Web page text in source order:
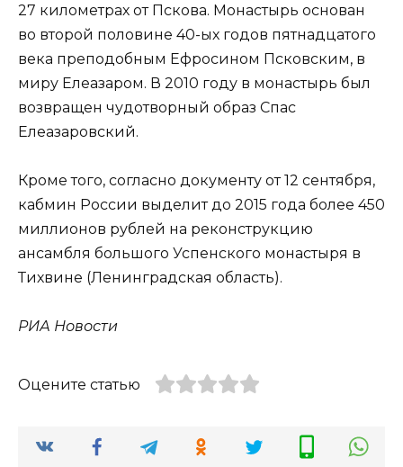
27 километрах от Пскова. Монастырь основан
во второй половине 40-ых годов пятнадцатого
века преподобным Ефросином Псковским, в
миру Елеазаром. В 2010 году в монастырь был
возвращен чудотворный образ Спас
Елеазаровский.
Кроме того, согласно документу от 12 сентября,
кабмин России выделит до 2015 года более 450
миллионов рублей на реконструкцию
ансамбля большого Успенского монастыря в
Тихвине (Ленинградская область).
РИА Новости
Оцените статью